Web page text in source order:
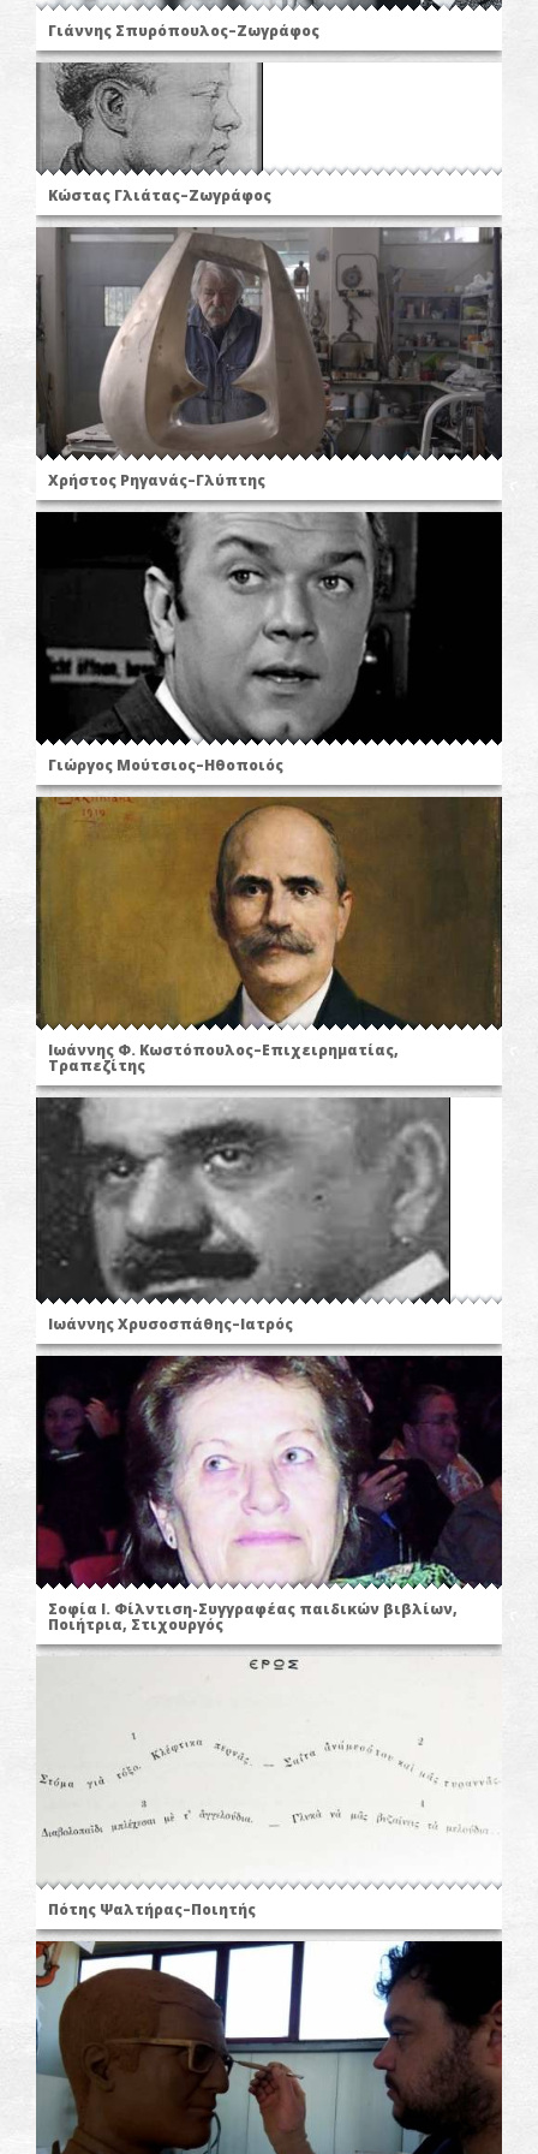
Γιάννης Σπυρόπουλος–Ζωγράφος
Κώστας Γλιάτας–Ζωγράφος
Χρήστος Ρηγανάς–Γλύπτης
Γιώργος Μούτσιος–Ηθοποιός
Ιωάννης Φ. Κωστόπουλος–Επιχειρηματίας,
Τραπεζίτης
Ιωάννης Χρυσοσπάθης–Ιατρός
Σοφία Ι. Φίλντιση-Συγγραφέας παιδικών βιβλίων,
Ποιήτρια, Στιχουργός
Πότης Ψαλτήρας–Ποιητής